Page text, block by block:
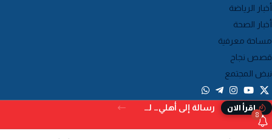
الرياضة
الصحة
معرفية
نجاح
المجتمع
إقرأ الان رسالة إلى أهلي… لم تُكتب في الدنيا
8